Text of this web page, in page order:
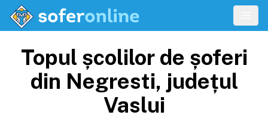
Topul școlilor de șoferi
din Negresti, județul
Vaslui